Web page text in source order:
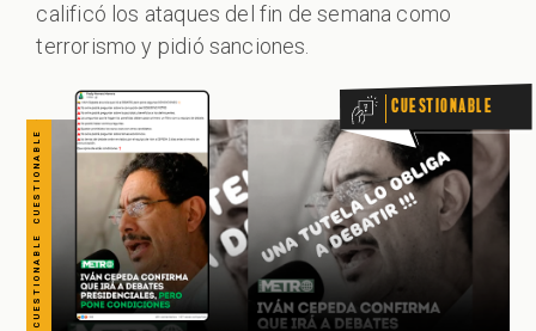
calificó los ataques del fin de semana como
terrorismo y pidió sanciones.
Cuestionable